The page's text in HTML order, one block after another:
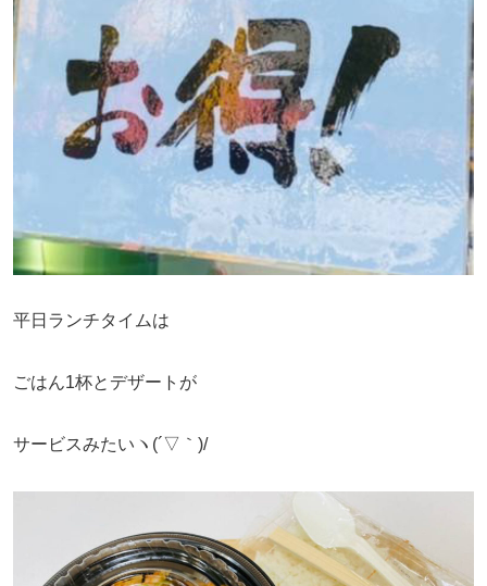
平日ランチタイムは
ごはん1杯とデザートが
サービスみたいヽ(´▽｀)/